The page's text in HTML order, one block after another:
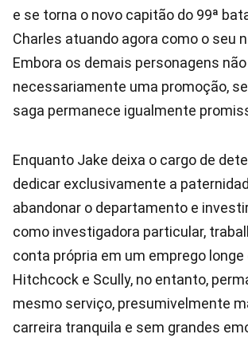
e se torna o novo capitão do 99ª
Charles atuando agora como o seu
Embora os demais personagens
necessariamente uma promoção,
saga permanece igualmente
Enquanto Jake deixa o cargo de
dedicar exclusivamente a
abandonar o departamento e
como investigadora particular,
conta própria em um emprego
Hitchcock e Scully, no entanto,
mesmo serviço, presumivelmente
carreira tranquila e sem grandes